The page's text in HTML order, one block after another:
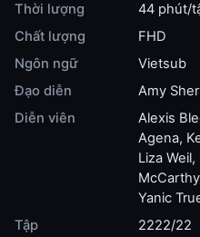
Thời lượng
44 phút/
Chất lượng
FHD
Ngôn ngữ
Vietsub
Đạo diễn
Amy
Diễn viên
Alexis
Agena,
Liza Weil,
McCarthy
Yanic
Tập
2222/22